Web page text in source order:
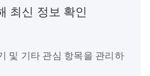
최신 정보 확인
및 기타 관심 항목을 관리하